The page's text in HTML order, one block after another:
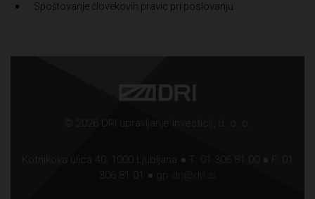
Spoštovanje človekovih pravic pri poslovanju
© 2026 DRI upravljanje investicij, d. o. o.
Kotnikova ulica 40, 1000 Ljubljana ● T: 01 306 81 00 ● F: 01
306 81 01 ●